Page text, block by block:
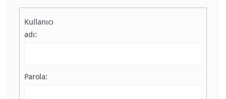
Kullanıcı
adı:
Parola: